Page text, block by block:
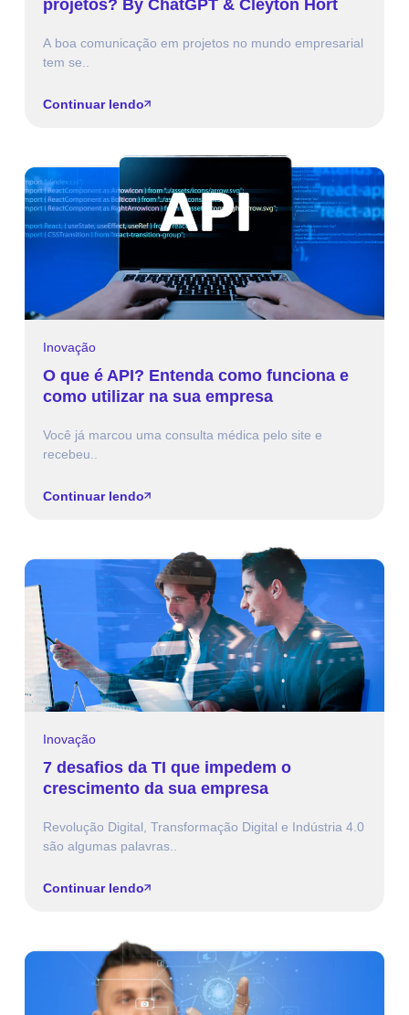
projetos? By ChatGPT & Cleyton Hort
A boa comunicação em projetos no mundo empresarial
tem se..
Continuar lendo
Inovação
O que é API? Entenda como funciona e
como utilizar na sua empresa
Você já marcou uma consulta médica pelo site e
recebeu..
Continuar lendo
Inovação
7 desafios da TI que impedem o
crescimento da sua empresa
Revolução Digital, Transformação Digital e Indústria 4.0
são algumas palavras..
Continuar lendo